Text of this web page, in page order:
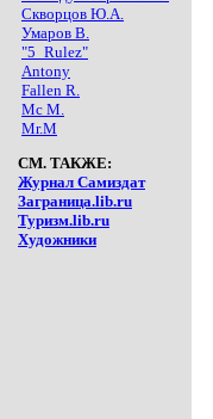
Скворцов Ю.А.
Умаров В.
"5_Rulez"
Antony
Fallen R.
Mc M.
Mr.M
СМ. ТАКЖЕ:
Журнал Самиздат
Заграница.lib.ru
Туризм.lib.ru
Художники